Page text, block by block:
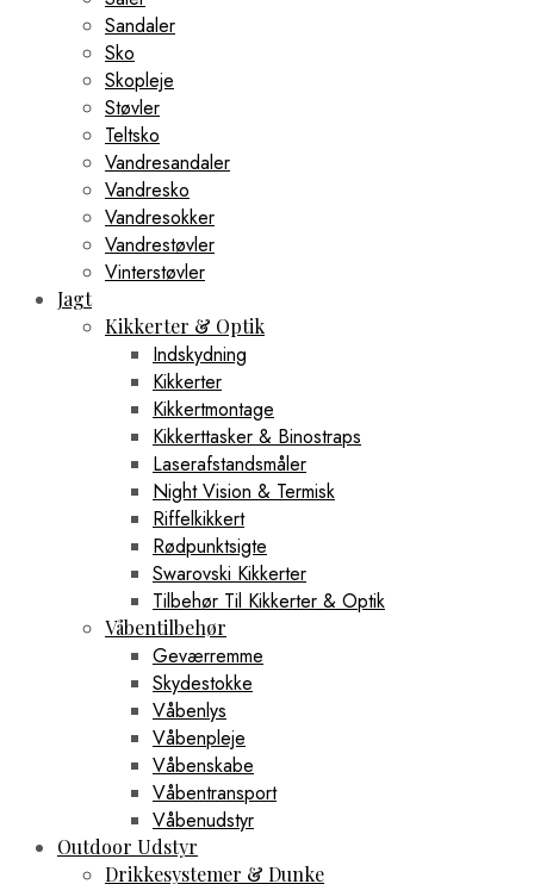
Sandaler
Sko
Skopleje
Støvler
Teltsko
Vandresandaler
Vandresko
Vandresokker
Vandrestøvler
Vinterstøvler
Jagt
Kikkerter & Optik
Indskydning
Kikkerter
Kikkertmontage
Kikkerttasker & Binostraps
Laserafstandsmåler
Night Vision & Termisk
Riffelkikkert
Rødpunktsigte
Swarovski Kikkerter
Tilbehør Til Kikkerter & Optik
Våbentilbehør
Geværremme
Skydestokke
Våbenlys
Våbenpleje
Våbenskabe
Våbentransport
Våbenudstyr
Outdoor Udstyr
Drikkesystemer & Dunke